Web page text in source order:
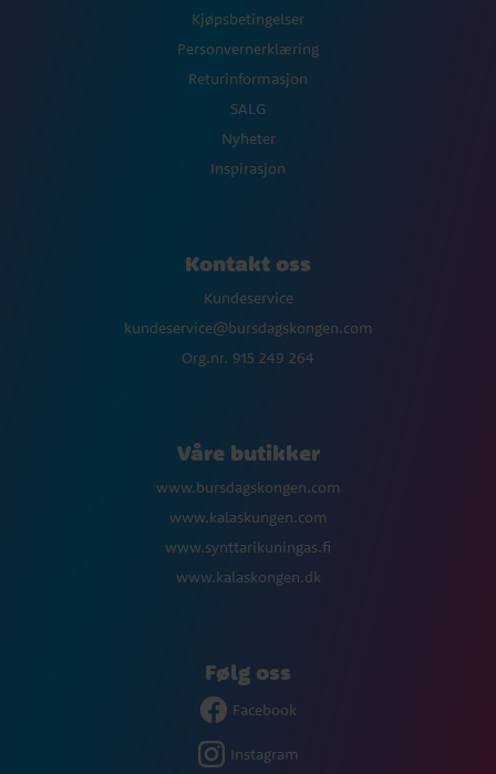
Kjøpsbetingelser
Personvernerklæring
Returinformasjon
SALG
Nyheter
Inspirasjon
Kontakt oss
Kundeservice
kundeservice@bursdagskongen.com
Org.nr. 915 249 264
Våre butikker
www.bursdagskongen.com
www.kalaskungen.com
www.synttarikuningas.fi
www.kalaskongen.dk
Følg oss
Facebook
Instagram